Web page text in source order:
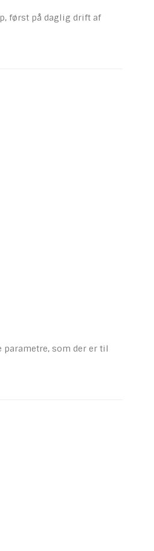
først på daglig drift af
som der er til